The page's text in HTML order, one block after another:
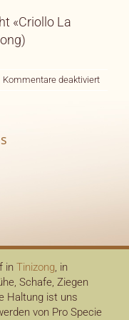
«Criollo La
Kommentare deaktiviertfür
in Tinizong, in
Schafe, Ziegen
Haltung ist uns
von Pro Specie